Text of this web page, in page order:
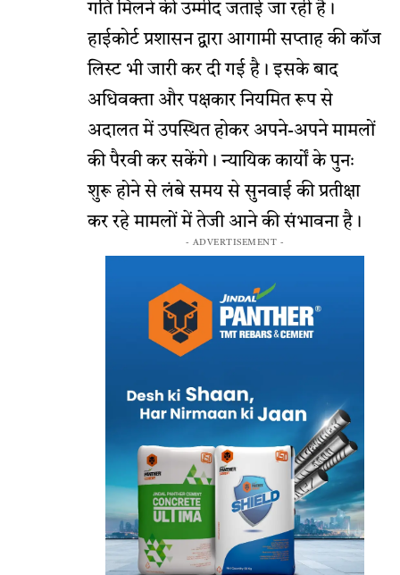
गति मिलने की उम्मीद जताई जा रही है।
हाईकोर्ट प्रशासन द्वारा आगामी सप्ताह की कॉज
लिस्ट भी जारी कर दी गई है। इसके बाद
अधिवक्ता और पक्षकार नियमित रूप से
अदालत में उपस्थित होकर अपने-अपने मामलों
की पैरवी कर सकेंगे। न्यायिक कार्यों के पुनः
शुरू होने से लंबे समय से सुनवाई की प्रतीक्षा
कर रहे मामलों में तेजी आने की संभावना है।
- ADVERTISEMENT -